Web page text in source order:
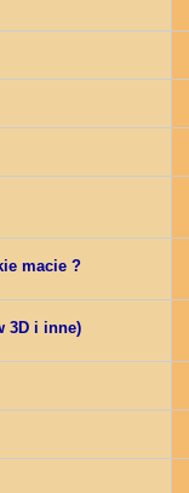
macie ?
3D i inne)